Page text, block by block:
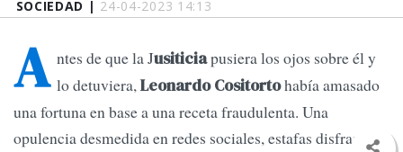
SOCIEDAD | 24-04-2023 14:13
A ntes de que la Jusiticiapusiera los ojos sobre él y
lo detuviera,Leonardo Cositortohabía amasado
una fortuna en base a una receta fraudulenta. Una
opulencia desmedida en redes sociales, estafas disfrazadas